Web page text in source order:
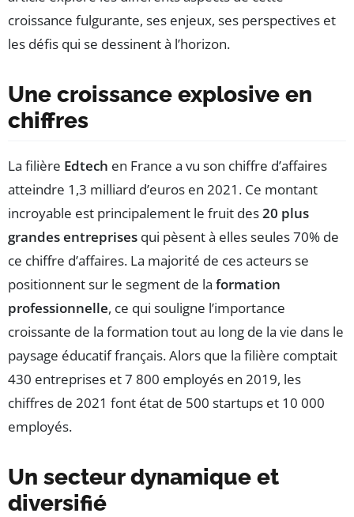
croissance fulgurante, ses enjeux, ses perspectives et
les défis qui se dessinent à l’horizon.
Une croissance explosive en
chiffres
La filière Edtech en France a vu son chiffre d’affaires
atteindre 1,3 milliard d’euros en 2021. Ce montant
incroyable est principalement le fruit des20 plus
grandes entreprises qui pèsent à elles seules 70% de
ce chiffre d’affaires. La majorité de ces acteurs se
positionnent sur le segment de la formation
professionnelle, ce qui souligne l’importance
croissante de la formation tout au long de la vie dans le
paysage éducatif français. Alors que la filière comptait
430 entreprises et 7 800 employés en 2019, les
chiffres de 2021 font état de 500 startups et 10 000
employés.
Un secteur dynamique et
diversifié